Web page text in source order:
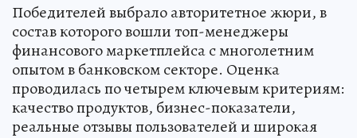
Победителей выбрало авторитетное жюри, в
состав которого вошли топ-менеджеры
финансового маркетплейса с многолетним
опытом в банковском секторе. Оценка
проводилась по четырем ключевым критериям:
качество продуктов, бизнес-показатели,
реальные отзывы пользователей и широкая